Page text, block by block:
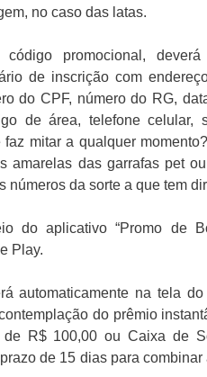
no caso das latas.
promocional,
de inscrição com
do CPF, número do RG,
de área, telefone celular,
mitar a qualquer
amarelas das garrafas pet
números da sorte a que tem
do aplicativo “Promo de
Play.
automaticamente na tela do
do prêmio
de R$ 100,00 ou Caixa de
de 15 dias para combinar